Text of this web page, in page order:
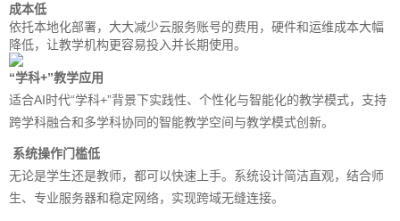
成本低
依托本地化部署，大大减少云服务账号的费用，硬件和运维成本大幅
降低，让教学机构更容易投入并长期使用。
“学科+”教学应用
适合AI时代“学科+”背景下实践性、个性化与智能化的教学模式，支持
跨学科融合和多学科协同的智能教学空间与教学模式创新。
系统操作门槛低
无论是学生还是教师，都可以快速上手。系统设计简洁直观，结合师
生、专业服务器和稳定网络，实现跨域无缝连接。